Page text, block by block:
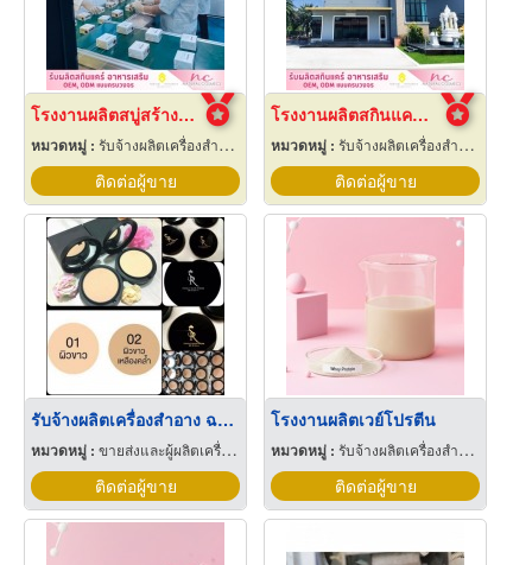
โรงงานผลิตสบู่สร้างแบรนด์ ราคาถูก
หมวดหมู่ : รับจ้างผลิตเครื่องสำอาง
ติดต่อผู้ขาย
โรงงานผลิตสกินแคร์ นครปฐม
หมวดหมู่ : รับจ้างผลิตเครื่องสำอาง
ติดต่อผู้ขาย
รับจ้างผลิตเครื่องสำอาง ฉะเชิงเทรา
หมวดหมู่ : ขายส่งและผู้ผลิตเครื่องสำอาง
ติดต่อผู้ขาย
โรงงานผลิตเวย์โปรตีน
หมวดหมู่ : รับจ้างผลิตเครื่องสำอาง
ติดต่อผู้ขาย